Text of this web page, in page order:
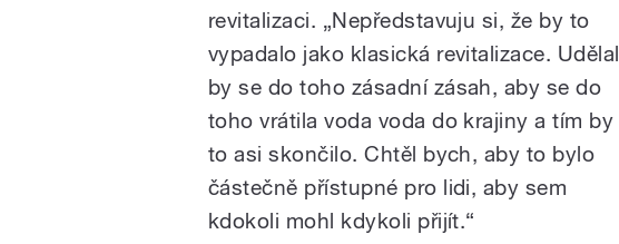
revitalizaci. „Nepředstavuju si, že by to
vypadalo jako klasická revitalizace. Udělal
by se do toho zásadní zásah, aby se do
toho vrátila voda voda do krajiny a tím by
to asi skončilo. Chtěl bych, aby to bylo
částečně přístupné pro lidi, aby sem
kdokoli mohl kdykoli přijít.“